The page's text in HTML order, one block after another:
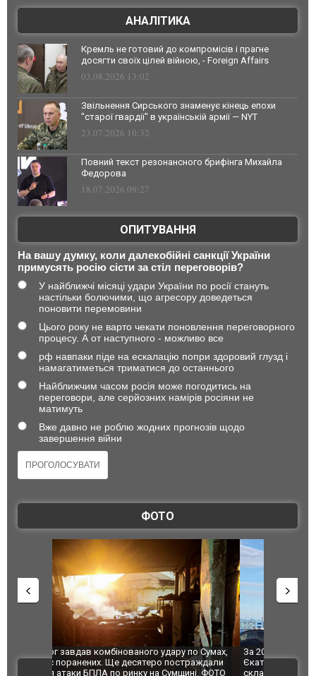
АНАЛІТИКА
Кремль не готовий до компромісів і прагне
досягти своїх цілей війною, - Foreign Affairs
03.08.2026 13:02
Звільнення Сирського знаменує кінець епохи
"старої гвардії" в українській армії — NYT
23.07.2026 10:32
Повний текст резонансного брифінга Михайла
Федорова
18.07.2026 09:27
ОПИТУВАННЯ
На вашу думку, коли далекобійні санкції України
примусять росію сісти за стіл переговорів?
У найближчі місяці удари України по росії стануть
настільки болючими, що агресору доведеться
поновити перемовини
Цього року не варто чекати поновлення переговорного
процесу. А от наступного - можливо все
рф навпаки піде на ескалацію попри здоровий глузд і
намагатиметься триматися до останнього
Найближчим часом росія може погодитись на
переговори, але серйозних намірів росіяни не
матимуть
Вже давно не роблю жодних прогнозів щодо
завершення війни
ФОТО
За 2000 кілометрів від кордону з Україною: в
Єкатеринбурзі після атаки дронів загорівся
склад Wildberries. ФОТО. ВІДЕО
"Мої
ВІДЕО